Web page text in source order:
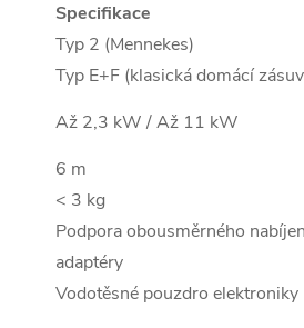
Specifikace
Typ 2 (Mennekes)
Typ E+F (klasická domácí
Až 2,3 kW / Až 11 kW
6 m
< 3 kg
Podpora obousměrného
adaptéry
Vodotěsné pouzdro elektroniky